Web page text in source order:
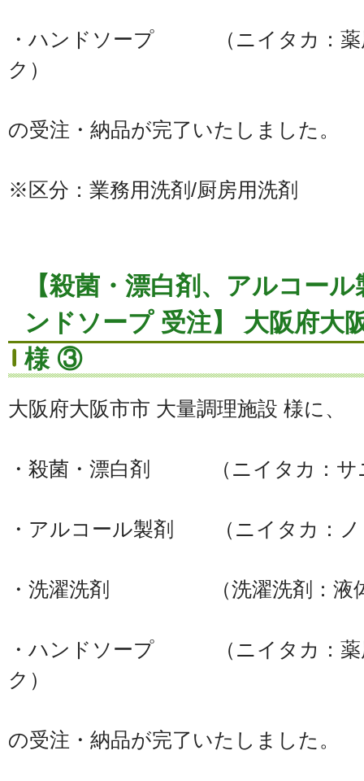
・ハンドソープ （ニイタカ：薬
ク）
の受注・納品が完了いたしました。
※区分：業務用洗剤/厨房用洗剤
【殺菌・漂白剤、アルコー
ンドソープ 受注】 大阪府大
様 ③
大阪府大阪市市 大量調理施設 様に、
・殺菌・漂白剤 （ニイタカ：サ
・アルコール製剤 （ニイタカ：ノ
・洗濯洗剤 （洗濯洗剤：液体
・ハンドソープ （ニイタカ：薬
ク）
の受注・納品が完了いたしました。